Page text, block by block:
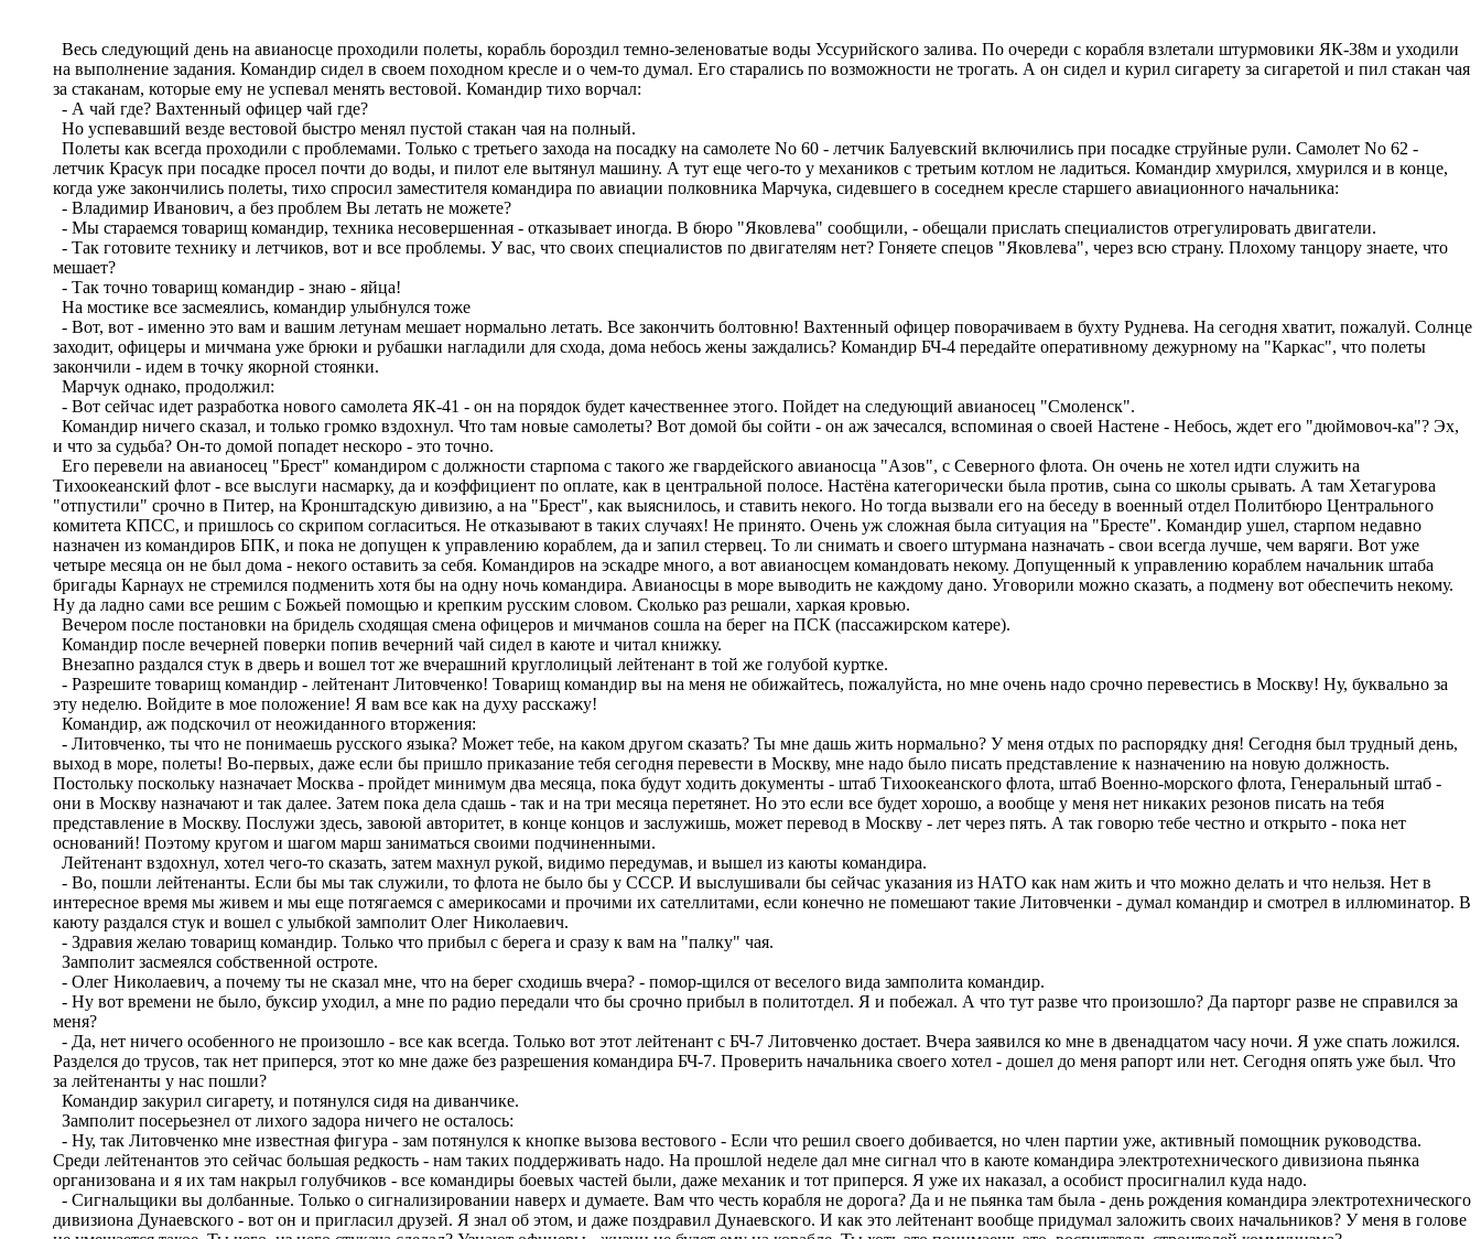
Весь следующий день на авианосце проходили полеты, корабль бороздил темно-зеленоватые воды Уссурийского залива. По очереди с корабля взлетали штурмовики ЯК-38м и уходили
на выполнение задания. Командир сидел в своем походном кресле и о чем-то думал. Его старались по возможности не трогать. А он сидел и курил сигарету за сигаретой и пил стакан чая
за стаканам, которые ему не успевал менять вестовой. Командир тихо ворчал:
- А чай где? Вахтенный офицер чай где?
Но успевавший везде вестовой быстро менял пустой стакан чая на полный.
Полеты как всегда проходили с проблемами. Только с третьего захода на посадку на самолете No 60 - летчик Балуевский включились при посадке струйные рули. Самолет No 62 -
летчик Красук при посадке просел почти до воды, и пилот еле вытянул машину. А тут еще чего-то у механиков с третьим котлом не ладиться. Командир хмурился, хмурился и в конце,
когда уже закончились полеты, тихо спросил заместителя командира по авиации полковника Марчука, сидевшего в соседнем кресле старшего авиационного начальника:
- Владимир Иванович, а без проблем Вы летать не можете?
- Мы стараемся товарищ командир, техника несовершенная - отказывает иногда. В бюро "Яковлева" сообщили, - обещали прислать специалистов отрегулировать двигатели.
- Так готовите технику и летчиков, вот и все проблемы. У вас, что своих специалистов по двигателям нет? Гоняете спецов "Яковлева", через всю страну. Плохому танцору знаете, что
мешает?
- Так точно товарищ командир - знаю - яйца!
На мостике все засмеялись, командир улыбнулся тоже
- Вот, вот - именно это вам и вашим летунам мешает нормально летать. Все закончить болтовню! Вахтенный офицер поворачиваем в бухту Руднева. На сегодня хватит, пожалуй. Солнце
заходит, офицеры и мичмана уже брюки и рубашки нагладили для схода, дома небось жены заждались? Командир БЧ-4 передайте оперативному дежурному на "Каркас", что полеты
закончили - идем в точку якорной стоянки.
Марчук однако, продолжил:
- Вот сейчас идет разработка нового самолета ЯК-41 - он на порядок будет качественнее этого. Пойдет на следующий авианосец "Смоленск".
Командир ничего сказал, и только громко вздохнул. Что там новые самолеты? Вот домой бы сойти - он аж зачесался, вспоминая о своей Настене - Небось, ждет его "дюймовоч-ка"? Эх,
и что за судьба? Он-то домой попадет нескоро - это точно.
Его перевели на авианосец "Брест" командиром с должности старпома с такого же гвардейского авианосца "Азов", с Северного флота. Он очень не хотел идти служить на
Тихоокеанский флот - все выслуги насмарку, да и коэффициент по оплате, как в центральной полосе. Настёна категорически была против, сына со школы срывать. А там Хетагурова
"отпустили" срочно в Питер, на Кронштадскую дивизию, а на "Брест", как выяснилось, и ставить некого. Но тогда вызвали его на беседу в военный отдел Политбюро Центрального
комитета КПСС, и пришлось со скрипом согласиться. Не отказывают в таких случаях! Не принято. Очень уж сложная была ситуация на "Бресте". Командир ушел, старпом недавно
назначен из командиров БПК, и пока не допущен к управлению кораблем, да и запил стервец. То ли снимать и своего штурмана назначать - свои всегда лучше, чем варяги. Вот уже
четыре месяца он не был дома - некого оставить за себя. Командиров на эскадре много, а вот авианосцем командовать некому. Допущенный к управлению кораблем начальник штаба
бригады Карнаух не стремился подменить хотя бы на одну ночь командира. Авианосцы в море выводить не каждому дано. Уговорили можно сказать, а подмену вот обеспечить некому.
Ну да ладно сами все решим с Божьей помощью и крепким русским словом. Сколько раз решали, харкая кровью.
Вечером после постановки на бридель сходящая смена офицеров и мичманов сошла на берег на ПСК (пассажирском катере).
Командир после вечерней поверки попив вечерний чай сидел в каюте и читал книжку.
Внезапно раздался стук в дверь и вошел тот же вчерашний круглолицый лейтенант в той же голубой куртке.
- Разрешите товарищ командир - лейтенант Литовченко! Товарищ командир вы на меня не обижайтесь, пожалуйста, но мне очень надо срочно перевестись в Москву! Ну, буквально за
эту неделю. Войдите в мое положение! Я вам все как на духу расскажу!
Командир, аж подскочил от неожиданного вторжения:
- Литовченко, ты что не понимаешь русского языка? Может тебе, на каком другом сказать? Ты мне дашь жить нормально? У меня отдых по распорядку дня! Сегодня был трудный день,
выход в море, полеты! Во-первых, даже если бы пришло приказание тебя сегодня перевести в Москву, мне надо было писать представление к назначению на новую должность.
Постольку поскольку назначает Москва - пройдет минимум два месяца, пока будут ходить документы - штаб Тихоокеанского флота, штаб Военно-морского флота, Генеральный штаб -
они в Москву назначают и так далее. Затем пока дела сдашь - так и на три месяца перетянет. Но это если все будет хорошо, а вообще у меня нет никаких резонов писать на тебя
представление в Москву. Послужи здесь, завоюй авторитет, в конце концов и заслужишь, может перевод в Москву - лет через пять. А так говорю тебе честно и открыто - пока нет
оснований! Поэтому кругом и шагом марш заниматься своими подчиненными.
Лейтенант вздохнул, хотел чего-то сказать, затем махнул рукой, видимо передумав, и вышел из каюты командира.
- Во, пошли лейтенанты. Если бы мы так служили, то флота не было бы у СССР. И выслушивали бы сейчас указания из НАТО как нам жить и что можно делать и что нельзя. Нет в
интересное время мы живем и мы еще потягаемся с америкосами и прочими их сателлитами, если конечно не помешают такие Литовченки - думал командир и смотрел в иллюминатор. В
каюту раздался стук и вошел с улыбкой замполит Олег Николаевич.
- Здравия желаю товарищ командир. Только что прибыл с берега и сразу к вам на "палку" чая.
Замполит засмеялся собственной остроте.
- Олег Николаевич, а почему ты не сказал мне, что на берег сходишь вчера? - помор-щился от веселого вида замполита командир.
- Ну вот времени не было, буксир уходил, а мне по радио передали что бы срочно прибыл в политотдел. Я и побежал. А что тут разве что произошло? Да парторг разве не справился за
меня?
- Да, нет ничего особенного не произошло - все как всегда. Только вот этот лейтенант с БЧ-7 Литовченко достает. Вчера заявился ко мне в двенадцатом часу ночи. Я уже спать ложился.
Разделся до трусов, так нет приперся, этот ко мне даже без разрешения командира БЧ-7. Проверить начальника своего хотел - дошел до меня рапорт или нет. Сегодня опять уже был. Что
за лейтенанты у нас пошли?
Командир закурил сигарету, и потянулся сидя на диванчике.
Замполит посерьезнел от лихого задора ничего не осталось:
- Ну, так Литовченко мне известная фигура - зам потянулся к кнопке вызова вестового - Если что решил своего добивается, но член партии уже, активный помощник руководства.
Среди лейтенантов это сейчас большая редкость - нам таких поддерживать надо. На прошлой неделе дал мне сигнал что в каюте командира электротехнического дивизиона пьянка
организована и я их там накрыл голубчиков - все командиры боевых частей были, даже механик и тот приперся. Я уже их наказал, а особист просигналил куда надо.
- Сигнальщики вы долбанные. Только о сигнализировании наверх и думаете. Вам что честь корабля не дорога? Да и не пьянка там была - день рождения командира электротехнического
дивизиона Дунаевского - вот он и пригласил друзей. Я знал об этом, и даже поздравил Дунаевского. И как это лейтенант вообще придумал заложить своих начальников? У меня в голове